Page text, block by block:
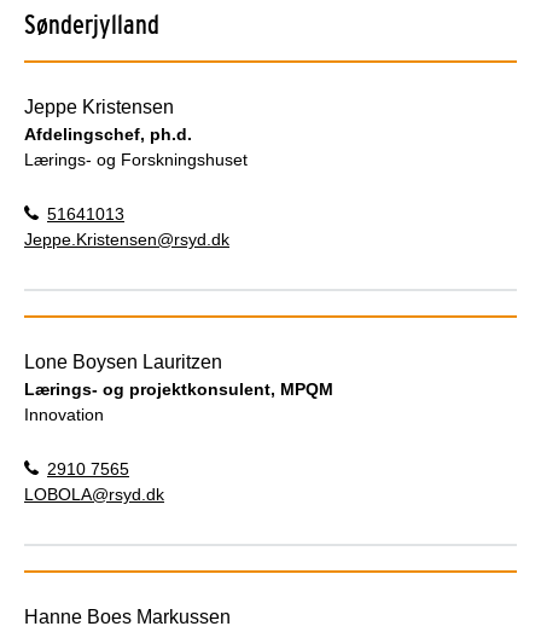
Sønderjylland
Jeppe Kristensen
Afdelingschef, ph.d.
Lærings- og Forskningshuset
51641013
Jeppe.Kristensen@rsyd.dk
Lone Boysen Lauritzen
Lærings- og projektkonsulent, MPQM
Innovation
2910 7565
LOBOLA@rsyd.dk
Hanne Boes Markussen